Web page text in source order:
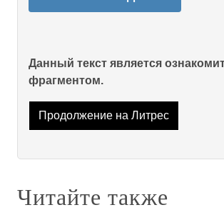
Данный текст является
фрагментом.
Продолжение на Литрес
Читайте также